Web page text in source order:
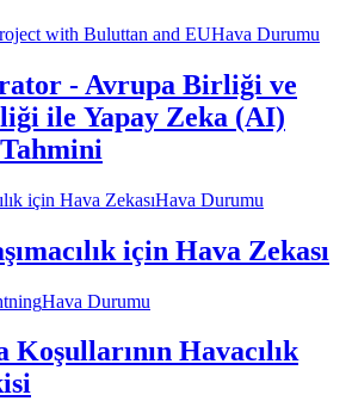
Hava Durumu
- Avrupa Birliği ve
ile Yapay Zeka (AI)
Hava Durumu
için Hava Zekası
Hava Durumu
Koşullarının Havacılık